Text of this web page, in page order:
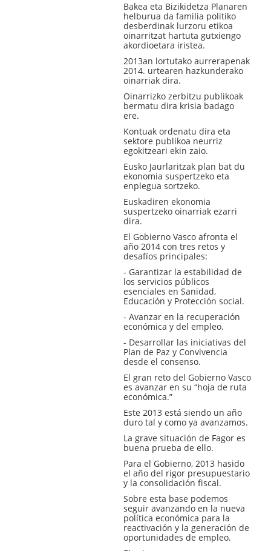
Bakea eta Bizikidetza Planaren
helburua da familia politiko
desberdinak lurzoru etikoa
oinarritzat hartuta gutxiengo
akordioetara iristea.
2013an lortutako aurrerapenak
2014. urtearen hazkunderako
oinarriak dira.
Oinarrizko zerbitzu publikoak
bermatu dira krisia badago
ere.
Kontuak ordenatu dira eta
sektore publikoa neurriz
egokitzeari ekin zaio.
Eusko Jaurlaritzak plan bat du
ekonomia suspertzeko eta
enplegua sortzeko.
Euskadiren ekonomia
suspertzeko oinarriak ezarri
dira.
El Gobierno Vasco afronta el
año 2014 con tres retos y
desafíos principales:
- Garantizar la estabilidad de
los servicios públicos
esenciales en Sanidad,
Educación y Protección social.
- Avanzar en la recuperación
económica y del empleo.
- Desarrollar las iniciativas del
Plan de Paz y Convivencia
desde el consenso.
El gran reto del Gobierno Vasco
es avanzar en su “hoja de ruta
económica.”
Este 2013 está siendo un año
duro tal y como ya avanzamos.
La grave situación de Fagor es
buena prueba de ello.
Para el Gobierno, 2013 hasido
el año del rigor presupuestario
y la consolidación fiscal.
Sobre esta base podemos
seguir avanzando en la nueva
política económica para la
reactivación y la generación de
oportunidades de empleo.